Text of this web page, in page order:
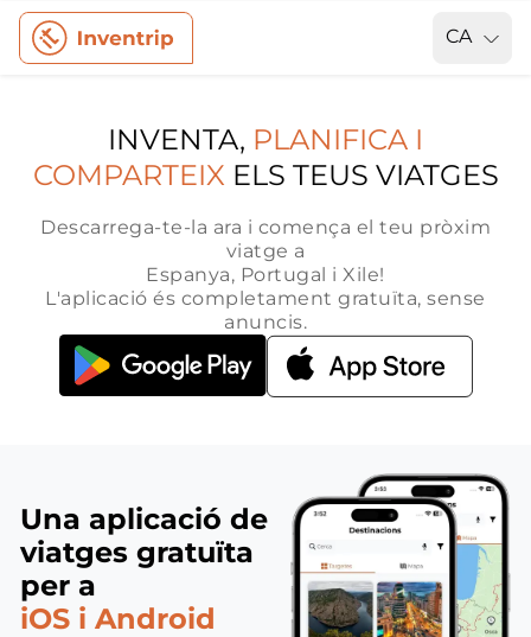
CA
INVENTA, PLANIFICA I
COMPARTEIX ELS TEUS VIATGES
Descarrega-te-la ara i comença el teu pròxim
viatge a
Espanya, Portugal i Xile!
L'aplicació és completament gratuïta, sense
anuncis.
Una aplicació de
viatges gratuïta
per a
iOS i Android